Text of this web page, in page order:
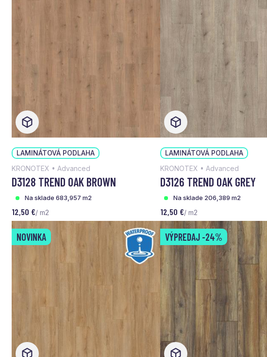
LAMINÁTOVÁ PODLAHA
KRONOTEX • Advanced
D3128 TREND OAK BROWN
Na sklade 683,957 m2
12,50 €/ m2
LAMINÁTOVÁ PODLAHA
KRONOTEX • Advanced
D3126 TREND OAK GREY
Na sklade 206,389 m2
12,50 €/ m2
NOVINKA VÝPREDAJ -24%